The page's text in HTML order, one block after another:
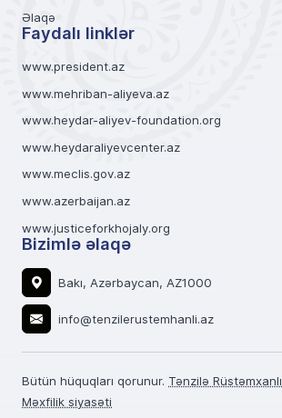
Əlaqə
Faydalı linklər
www.president.az
www.mehriban-aliyeva.az
www.heydar-aliyev-foundation.org
www.heydaraliyevcenter.az
www.meclis.gov.az
www.azerbaijan.az
www.justiceforkhojaly.org
Bizimlə əlaqə
Bakı, Azərbaycan, AZ1000
info@tenzilerustemhanli.az
Bütün hüquqları qorunur. Tənzilə Rüstəmxanlı
Məxfilik siyasəti